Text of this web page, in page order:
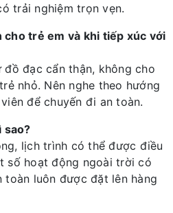
trải nghiệm trọn vẹn.
cho trẻ em và khi tiếp xúc với
đạc cẩn thận, không cho
nhỏ. Nên nghe theo hướng
để chuyến đi an toàn.
sao?
lịch trình có thể được điều
số hoạt động ngoài trời có
toàn luôn được đặt lên hàng